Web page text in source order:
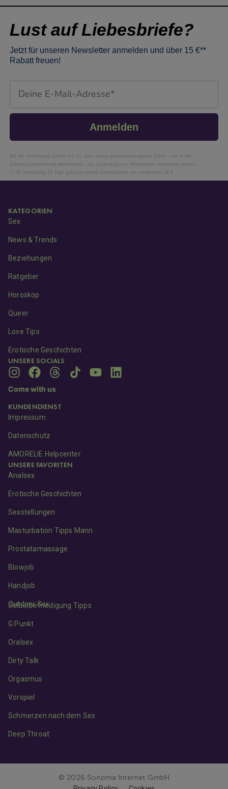
Lust auf Liebesbriefe?
Jetzt für unseren Newsletter anmelden und über 15 €**
Rabatt freuen!
Anmelden
Mit der Anmeldung stimme ich zu, dass meine personenbezogenen Daten - wie in der
Datenschutzerklärung beschrieben - zur Zusendung von Newslettern verarbeitet werden.
** Ab Anmeldung 14 Tage gültig bei einem Einkaufswert von mindestens 90 €
KATEGORIEN
Sex
News & Trends
Beziehungen
Ratgeber
Horoskop
Queer
Love Tips
Erotische Geschichten
UNSERE SOCIALS
Come with us
KUNDENDIENST
Impressum
Datenschutz
AMORELIE Helpcenter
UNSERE FAVORITEN
Analsex
Erotische Geschichten
Sexstellungen
Masturbation Tipps Mann
Prostatamassage
Blowjob
Handjob
Outdoor Sex
Selbstbefriedigung Tipps
G Punkt
Oralsex
Dirty Talk
Orgasmus
Vorspiel
Schmerzen nach dem Sex
Deep Throat
© 2026 Sonoma Internet GmbH